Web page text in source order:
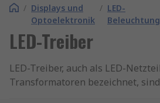
/ Displays und
Optoelektronik
/ LED-
LED-Treiber
LED-Treiber, auch als LED-
Transformatoren bezeichnet,